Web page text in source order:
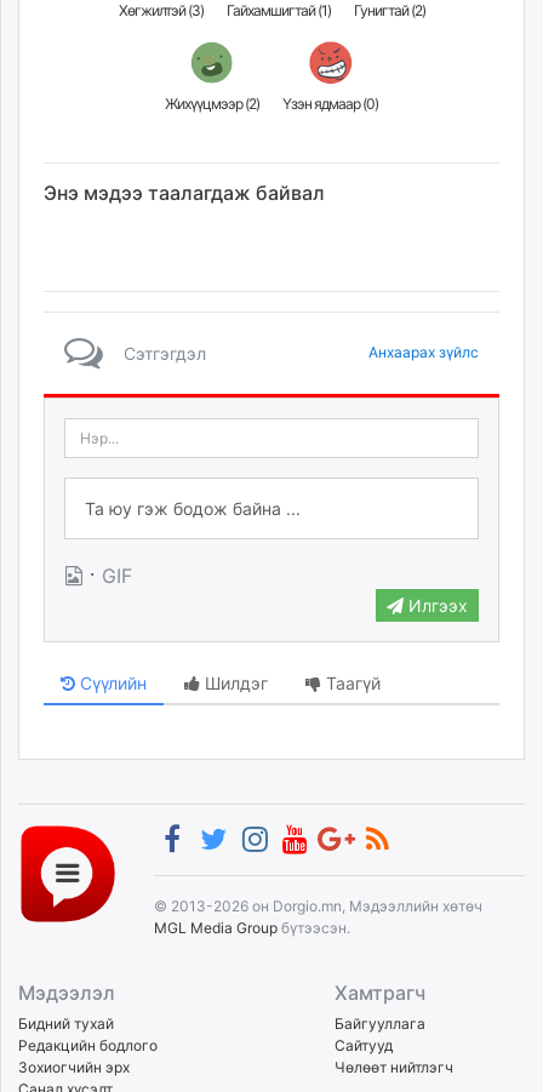
Хөгжилтэй (3) Гайхамшигтай (1) Гунигтай (2)
Жихүүцмээр (2) Үзэн ядмаар (0)
Энэ мэдээ таалагдаж байвал
Сэтгэгдэл Анхаарах зүйлс
· GIF
Илгээх
Сүүлийн Шилдэг Таагүй
© 2013-2026 он Dorgio.mn, Мэдээллийн хөтөч
MGL Media Group бүтээсэн.
Мэдээлэл
Бидний тухай
Редакцийн бодлого
Зохиогчийн эрх
Хамтрагч
Байгууллага
Сайтууд
Чөлөөт нийтлэгч